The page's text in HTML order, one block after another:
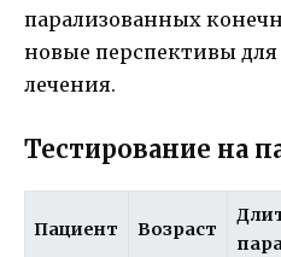
парализованных
новые перспективы
лечения.
Тестирование на
Пациент Возраст